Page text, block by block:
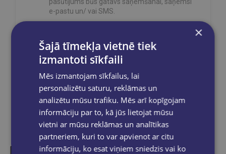
pasūtījums būs gatavs saņemšanai, saņemsi
e-pastu un/ vai SMS.
Dalies sociālajos tīklos:
×
Šajā tīmekļa vietnē tiek
izmantoti sīkfaili
Mēs izmantojam sīkfailus, lai
personalizētu saturu, reklāmas un
analizētu mūsu trafiku. Mēs arī kopīgojam
informāciju par to, kā jūs lietojat mūsu
vietni ar mūsu reklāmas un analītikas
partneriem, kuri to var apvienot ar citu
informāciju, ko esat viņiem sniedzis vai ko